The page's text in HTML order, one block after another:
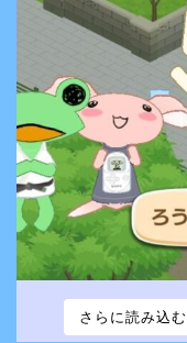
さらに読み込む